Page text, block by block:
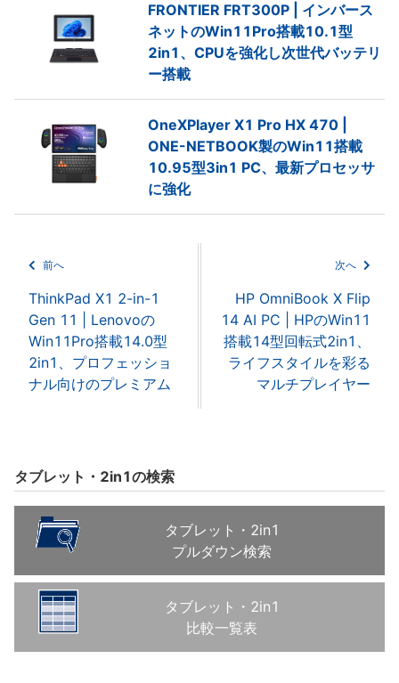
FRONTIER FRT300P | インバース
ネットのWin11Pro搭載10.1型
2in1、CPUを強化し次世代バッテリ
ー搭載
OneXPlayer X1 Pro HX 470 |
ONE-NETBOOK製のWin11搭載
10.95型3in1 PC、最新プロセッサ
に強化
前へ
ThinkPad X1 2-in-1
Gen 11 | Lenovoの
Win11Pro搭載14.0型
2in1、プロフェッショ
ナル向けのプレミアム
次へ
HP OmniBook X Flip
14 AI PC | HPのWin11
搭載14型回転式2in1、
ライフスタイルを彩る
マルチプレイヤー
タブレット・2in1の検索
タブレット・2in1
プルダウン検索
タブレット・2in1
比較一覧表